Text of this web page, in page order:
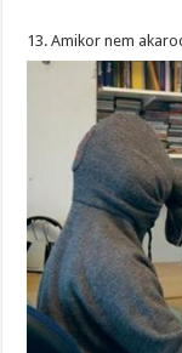
13. Amikor nem